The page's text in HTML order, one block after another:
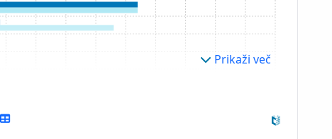
Prikaži več